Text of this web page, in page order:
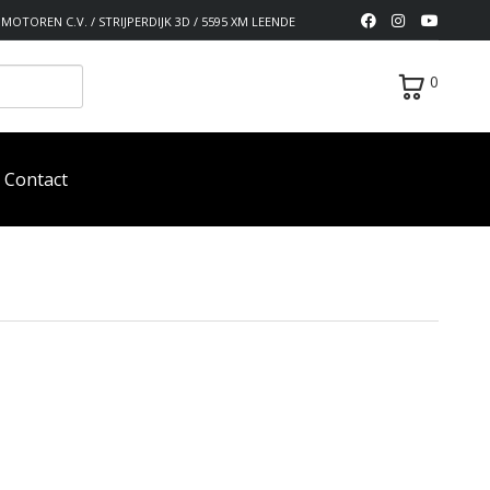
C.V. / STRIJPERDIJK 3D / 5595 XM LEENDE
0
Contact